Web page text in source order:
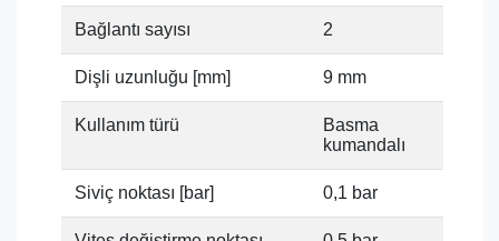
Bağlantı sayısı 2
Dişli uzunluğu [mm] 9 mm
Kullanım türü
Basma
kumandalı
Siviç noktası [bar] 0,1 bar